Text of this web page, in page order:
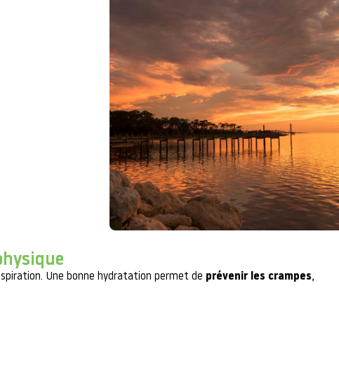
Une bonne hydratation permet de prévenir les crampes,